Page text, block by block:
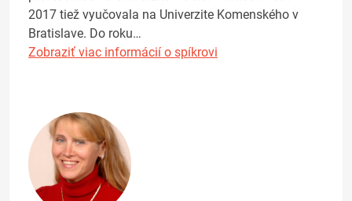
2017 tiež vyučovala na Univerzite Komenského v
Bratislave. Do roku…
Zobraziť viac informácií o spíkrovi